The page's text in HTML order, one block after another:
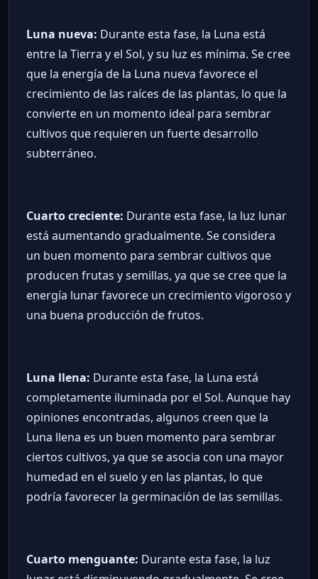
Luna nueva: Durante esta fase, la Luna está
entre la Tierra y el Sol, y su luz es mínima. Se cree
que la energía de la Luna nueva favorece el
crecimiento de las raíces de las plantas, lo que la
convierte en un momento ideal para sembrar
cultivos que requieren un fuerte desarrollo
subterráneo.
Cuarto creciente: Durante esta fase, la luz lunar
está aumentando gradualmente. Se considera
un buen momento para sembrar cultivos que
producen frutas y semillas, ya que se cree que la
energía lunar favorece un crecimiento vigoroso y
una buena producción de frutos.
Luna llena: Durante esta fase, la Luna está
completamente iluminada por el Sol. Aunque hay
opiniones encontradas, algunos creen que la
Luna llena es un buen momento para sembrar
ciertos cultivos, ya que se asocia con una mayor
humedad en el suelo y en las plantas, lo que
podría favorecer la germinación de las semillas.
Cuarto menguante: Durante esta fase, la luz